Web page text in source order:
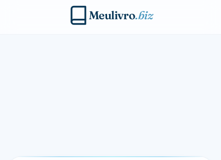
Meulivro.biz